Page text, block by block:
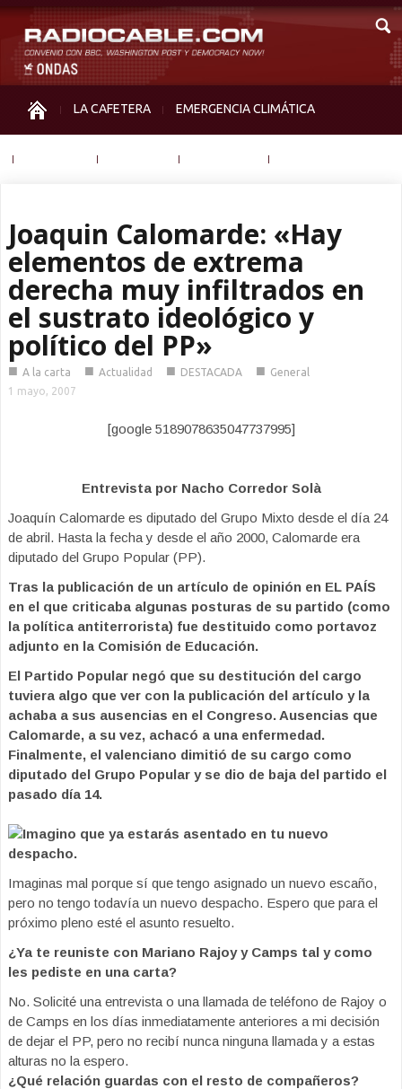
LA CAFETERA EMERGENCIA CLIMÁTICA
Joaquin Calomarde: «Hay
elementos de extrema
derecha muy infiltrados en
el sustrato ideológico y
político del PP»
■ A la carta ■ Actualidad ■ DESTACADA ■ General
1 mayo, 2007
[google 5189078635047737995]
Entrevista por Nacho Corredor Solà
Joaquín Calomarde es diputado del Grupo Mixto desde el día 24
de abril. Hasta la fecha y desde el año 2000, Calomarde era
diputado del Grupo Popular (PP).
Tras la publicación de un artículo de opinión en EL PAÍS
en el que criticaba algunas posturas de su partido (como
la política antiterrorista) fue destituido como portavoz
adjunto en la Comisión de Educación.
El Partido Popular negó que su destitución del cargo
tuviera algo que ver con la publicación del artículo y la
achaba a sus ausencias en el Congreso. Ausencias que
Calomarde, a su vez, achacó a una enfermedad.
Finalmente, el valenciano dimitió de su cargo como
diputado del Grupo Popular y se dio de baja del partido el
pasado día 14.
Imagino que ya estarás asentado en tu nuevo
despacho.
Imaginas mal porque sí que tengo asignado un nuevo escaño,
pero no tengo todavía un nuevo despacho. Espero que para el
próximo pleno esté el asunto resuelto.
¿Ya te reuniste con Mariano Rajoy y Camps tal y como
les pediste en una carta?
No. Solicité una entrevista o una llamada de teléfono de Rajoy o
de Camps en los días inmediatamente anteriores a mi decisión
de dejar el PP, pero no recibí nunca ninguna llamada y a estas
alturas no la espero.
¿Qué relación guardas con el resto de compañeros?